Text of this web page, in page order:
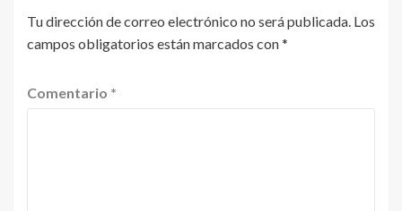
Tu dirección de correo electrónico no será publicada. Los
campos obligatorios están marcados con*
Comentario *